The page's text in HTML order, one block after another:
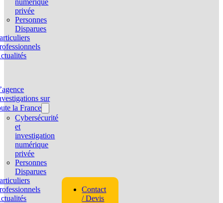
numérique
privée
Personnes
Disparues
sur
la France
Cybersécurité
et
investigation
numérique
privée
Personnes
Disparues
Contact
/ Devis